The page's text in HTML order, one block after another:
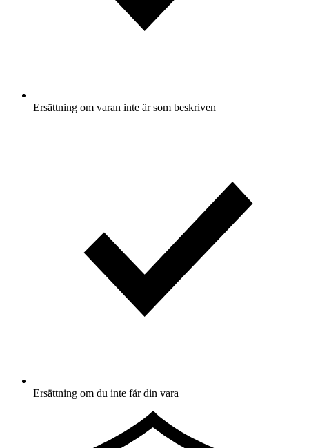
Ersättning om varan inte är som beskriven
Ersättning om du inte får din vara